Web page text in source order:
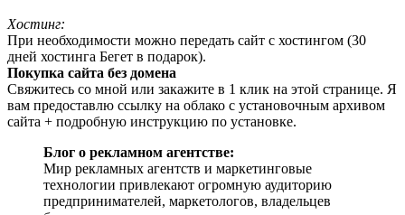
Хостинг:
При необходимости можно передать сайт с хостингом (30
дней хостинга Бегет в подарок).
Покупка сайта без домена
Свяжитесь со мной или закажите в 1 клик на этой странице. Я
вам предоставлю ссылку на облако с установочным архивом
сайта + подробную инструкцию по установке.
Блог о рекламном агентстве:
Мир рекламных агентств и маркетинговые
технологии привлекают огромную аудиторию
предпринимателей, маркетологов, владельцев